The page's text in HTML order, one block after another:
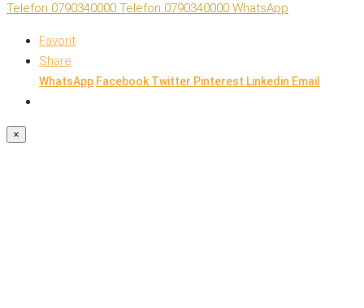
Telefon 0790340000 Telefon 0790340000 WhatsApp
Favorit
Share
WhatsApp Facebook Twitter Pinterest Linkedin Email
×